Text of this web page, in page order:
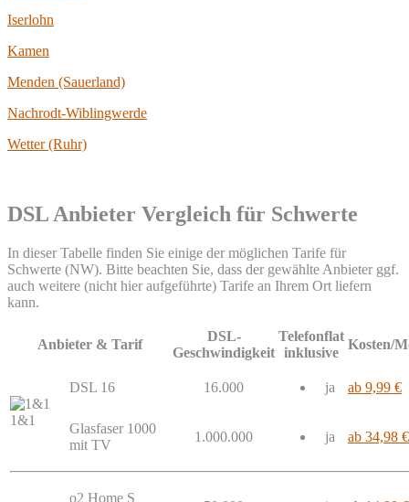
Iserlohn
Kamen
Menden (Sauerland)
Nachrodt-Wiblingwerde
Wetter (Ruhr)
DSL Anbieter Vergleich für Schwerte
In dieser Tabelle finden Sie einige der möglichen Tarife für
Schwerte (NW). Bitte beachten Sie, dass der gewählte Anbieter ggf.
auch weitere (nicht hier aufgeführte) Tarife an Ihrem Ort liefern
kann.
Anbieter & Tarif
DSL-
Geschwindigkeit
Telefonflat
inklusive
Kosten/
1&1
DSL 16 16.000 ja ab 9,99 €
Glasfaser 1000
mit TV
1.000.000 ja ab 34,98 €
o2 Home S